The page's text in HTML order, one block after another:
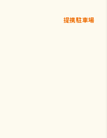
提携駐車場